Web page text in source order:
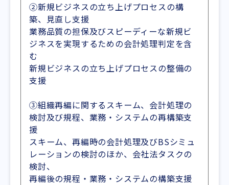
②新規ビジネスの立ち上げプロセスの構
築、見直し支援
業務品質の担保及びスピーディーな新規ビ
ジネスを実現するための会計処理判定を含
む
新規ビジネスの立ち上げプロセスの整備の
支援
③組織再編に関するスキーム、会計処理の
検討及び規程、業務・システムの再構築支
援
スキーム、再編時の会計処理及びBSシミュ
レーションの検討のほか、会社法タスクの
検討、
再編後の規程・業務・システムの構築支援